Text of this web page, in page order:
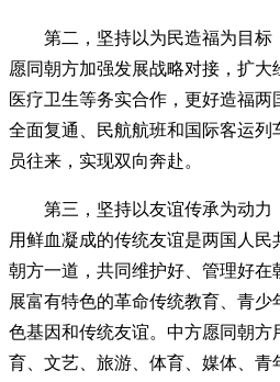
第二，坚持以为民造福为目
愿同朝方加强发展战略对接，扩大
医疗卫生等务实合作，更好造福
全面复通、民航航班和国际客运列
员往来，实现双向奔赴。
第三，坚持以友谊传承为动力
用鲜血凝成的传统友谊是两国人民
朝方一道，共同维护好、管理好
展富有特色的革命传统教育、青
色基因和传统友谊。中方愿同朝方
育、文艺、旅游、体育、媒体、青